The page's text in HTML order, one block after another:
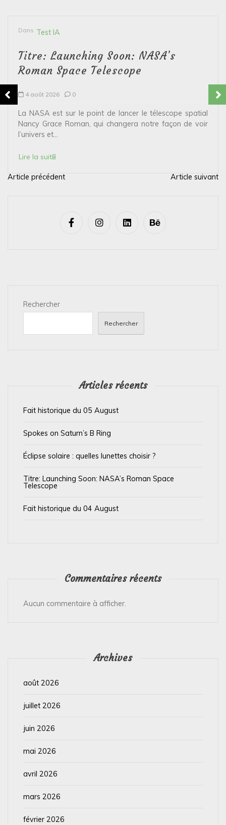
Dans Test IA
Titre: Launching Soon: NASA’s
Roman Space Telescope
4 août 2026 0
La NASA est sur le point de lancer le télescope spatial
Nancy Grace Roman, qui changera notre façon de voir
l’univers et...
Lire la suite
N
Article précédent Article suivant
Rechercher
Rechercher
Articles récents
Fait historique du 05 August
Spokes on Saturn’s B Ring
Éclipse solaire : quelles lunettes choisir ?
Titre: Launching Soon: NASA’s Roman Space
Telescope
Fait historique du 04 August
Commentaires récents
Aucun commentaire à afficher.
Archives
août 2026
juillet 2026
juin 2026
mai 2026
avril 2026
mars 2026
février 2026